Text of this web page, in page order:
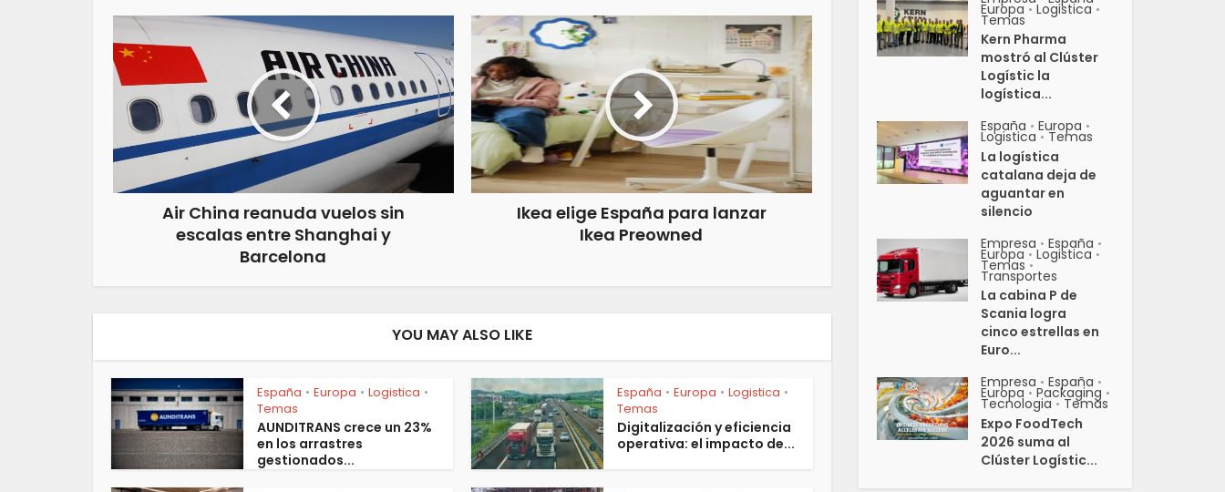
Air China reanuda vuelos sin
escalas entre Shanghai y
Barcelona
Ikea elige España para lanzar
Ikea Preowned
YOU MAY ALSO LIKE
España • Europa • Logistica •
Temas
AUNDITRANS crece un 23%
en los arrastres
gestionados...
España • Europa • Logistica •
Temas
Digitalización y eficiencia
operativa: el impacto de...
Europa • Logistica •
Temas
Kern Pharma
mostró al Clúster
Logístic la
logística...
España • Europa •
Logistica • Temas
La logística
catalana deja de
aguantar en
silencio
Empresa • España •
Europa • Logistica •
Temas •
Transportes
La cabina P de
Scania logra
cinco estrellas en
Euro...
Empresa • España •
Europa • Packaging •
Tecnologia • Temas
Expo FoodTech
2026 suma al
Clúster Logístic...